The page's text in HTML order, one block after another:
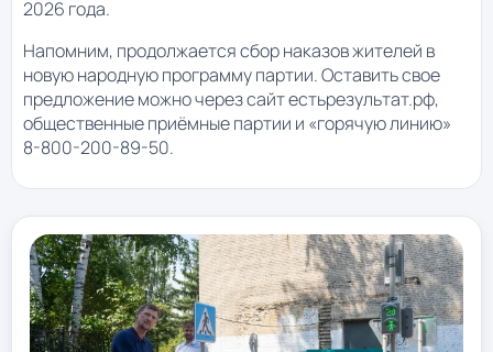
2026 года.
Напомним, продолжается сбор наказов жителей в
новую народную программу партии. Оставить свое
предложение можно через сайт естьрезультат.рф,
общественные приёмные партии и «горячую линию»
8-800-200-89-50.